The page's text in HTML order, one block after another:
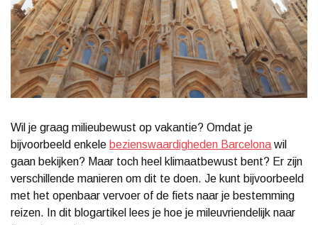
Wil je graag milieubewust op vakantie? Omdat je
bijvoorbeeld enkele bezienswaardigheden Barcelona wil
gaan bekijken? Maar toch heel klimaatbewust bent? Er zijn
verschillende manieren om dit te doen. Je kunt bijvoorbeeld
met het openbaar vervoer of de fiets naar je bestemming
reizen. In dit blogartikel lees je hoe je mileuvriendelijk naar